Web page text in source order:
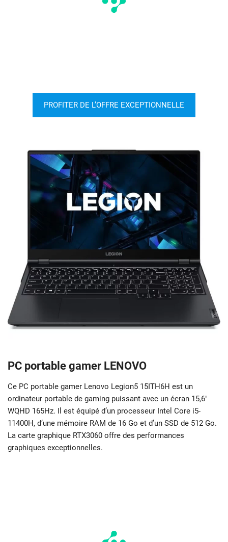
PROFITER DE L’OFFRE EXCEPTIONNELLE
PC portable gamer LENOVO
Ce PC portable gamer Lenovo Legion5 15ITH6H est un
ordinateur portable de gaming puissant avec un écran 15,6″
WQHD 165Hz. Il est équipé d’un processeur Intel Core i5-
11400H, d’une mémoire RAM de 16 Go et d’un SSD de 512 Go.
La carte graphique RTX3060 offre des performances
graphiques exceptionnelles.